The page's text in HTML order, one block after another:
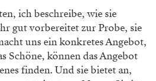
ich beschreibe, wie sie
gut vorbereitet zur Probe, sie
uns ein konkretes Angebot,
Schöne, können das Angebot
finden. Und sie bietet an,